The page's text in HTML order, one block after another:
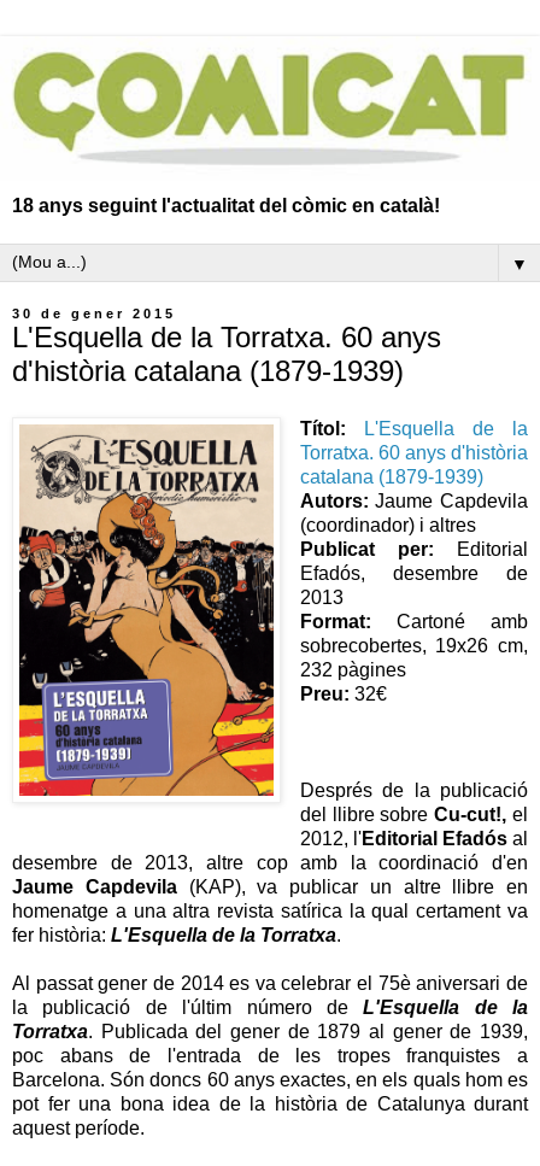
18 anys seguint l'actualitat del còmic en català!
▼
30 de gener 2015
L'Esquella de la Torratxa. 60 anys
d'història catalana (1879-1939)
Títol:
L'Esquella de la
Torratxa. 60 anys d'història
catalana (1879-1939)
Autors: Jaume Capdevila
(coordinador) i altres
Publicat per: Editorial
Efadós, desembre de
2013
Format: Cartoné amb
sobrecobertes, 19x26 cm,
232 pàgines
Preu: 32€
Després de la publicació
del llibre sobreCu-cut!, el
2012, l'Editorial Efadósal
desembre de 2013, altre cop amb la coordinació d'en
Jaume Capdevila(KAP), va publicar un altre llibre en
homenatge a una altra revista satírica la qual certament va
fer història: L'Esquella de la Torratxa.
Al passat gener de 2014 es va celebrar el 75è aniversari de
la publicació de l'últim número deL'Esquella de la
Torratxa. Publicada del gener de 1879 al gener de 1939,
poc abans de l'entrada de les tropes franquistes a
Barcelona. Són doncs 60 anys exactes, en els quals hom es
pot fer una bona idea de la història de Catalunya durant
aquest període.